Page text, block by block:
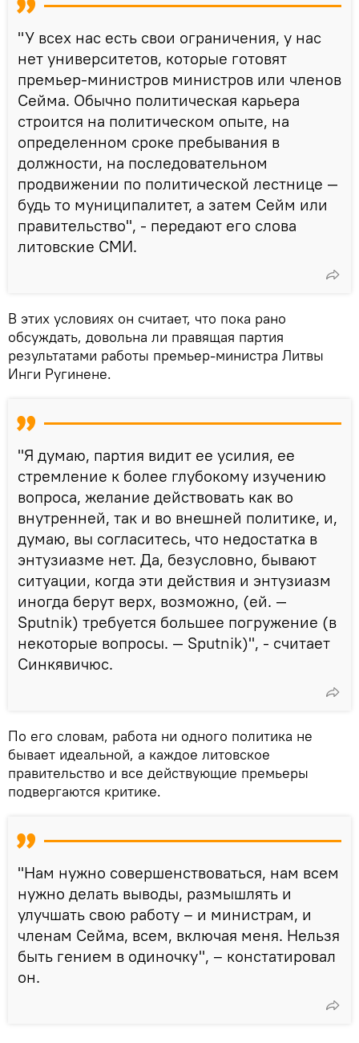
"У всех нас есть свои ограничения, у нас
нет университетов, которые готовят
премьер-министров министров или членов
Сейма. Обычно политическая карьера
строится на политическом опыте, на
определенном сроке пребывания в
должности, на последовательном
продвижении по политической лестнице —
будь то муниципалитет, а затем Сейм или
правительство", - передают его слова
литовские СМИ.
В этих условиях он считает, что пока рано
обсуждать, довольна ли правящая партия
результатами работы премьер-министра Литвы
Инги Ругинене.
"Я думаю, партия видит ее усилия, ее
стремление к более глубокому изучению
вопроса, желание действовать как во
внутренней, так и во внешней политике, и,
думаю, вы согласитесь, что недостатка в
энтузиазме нет. Да, безусловно, бывают
ситуации, когда эти действия и энтузиазм
иногда берут верх, возможно, (ей. —
Sputnik) требуется большее погружение (в
некоторые вопросы. — Sputnik)", - считает
Синкявичюс.
По его словам, работа ни одного политика не
бывает идеальной, а каждое литовское
правительство и все действующие премьеры
подвергаются критике.
"Нам нужно совершенствоваться, нам всем
нужно делать выводы, размышлять и
улучшать свою работу – и министрам, и
членам Сейма, всем, включая меня. Нельзя
быть гением в одиночку", – констатировал
он.